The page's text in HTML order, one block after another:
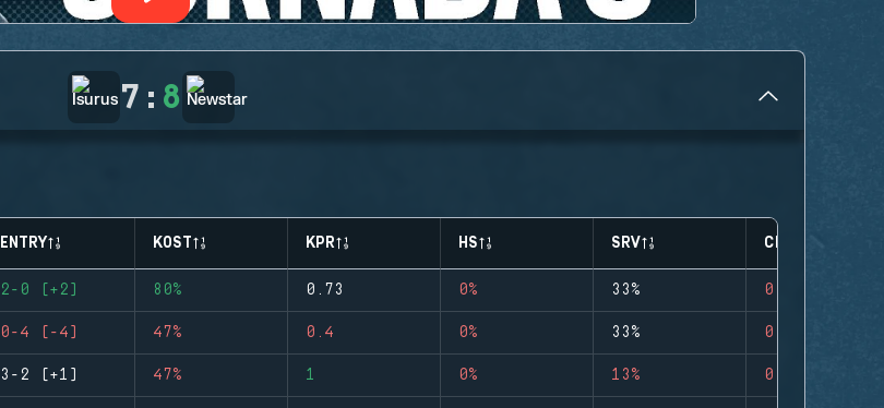
7 : 8
ENTRY KOST KPR HS SRV CLUTCHES
2-0 (+2) 80% 0.73 0% 33% 0
0-4 (-4) 47% 0.4 0% 33% 0
3-2 (+1) 47% 1 0% 13% 0